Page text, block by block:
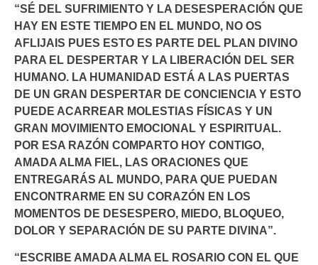
“SÉ DEL SUFRIMIENTO Y LA DESESPERACIÓN QUE
HAY EN ESTE TIEMPO EN EL MUNDO, NO OS
AFLIJAIS PUES ESTO ES PARTE DEL PLAN DIVINO
PARA EL DESPERTAR Y LA LIBERACIÓN DEL SER
HUMANO. LA HUMANIDAD ESTÁ A LAS PUERTAS
DE UN GRAN DESPERTAR DE CONCIENCIA Y ESTO
PUEDE ACARREAR MOLESTIAS FÍSICAS Y UN
GRAN MOVIMIENTO EMOCIONAL Y ESPIRITUAL.
POR ESA RAZÓN COMPARTO HOY CONTIGO,
AMADA ALMA FIEL, LAS ORACIONES QUE
ENTREGARÁS AL MUNDO, PARA QUE PUEDAN
ENCONTRARME EN SU CORAZÓN EN LOS
MOMENTOS DE DESESPERO, MIEDO, BLOQUEO,
DOLOR Y SEPARACIÓN DE SU PARTE DIVINA”.
“ESCRIBE AMADA ALMA EL ROSARIO CON EL QUE